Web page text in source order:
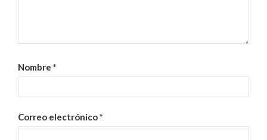
Nombre *
Correo electrónico*